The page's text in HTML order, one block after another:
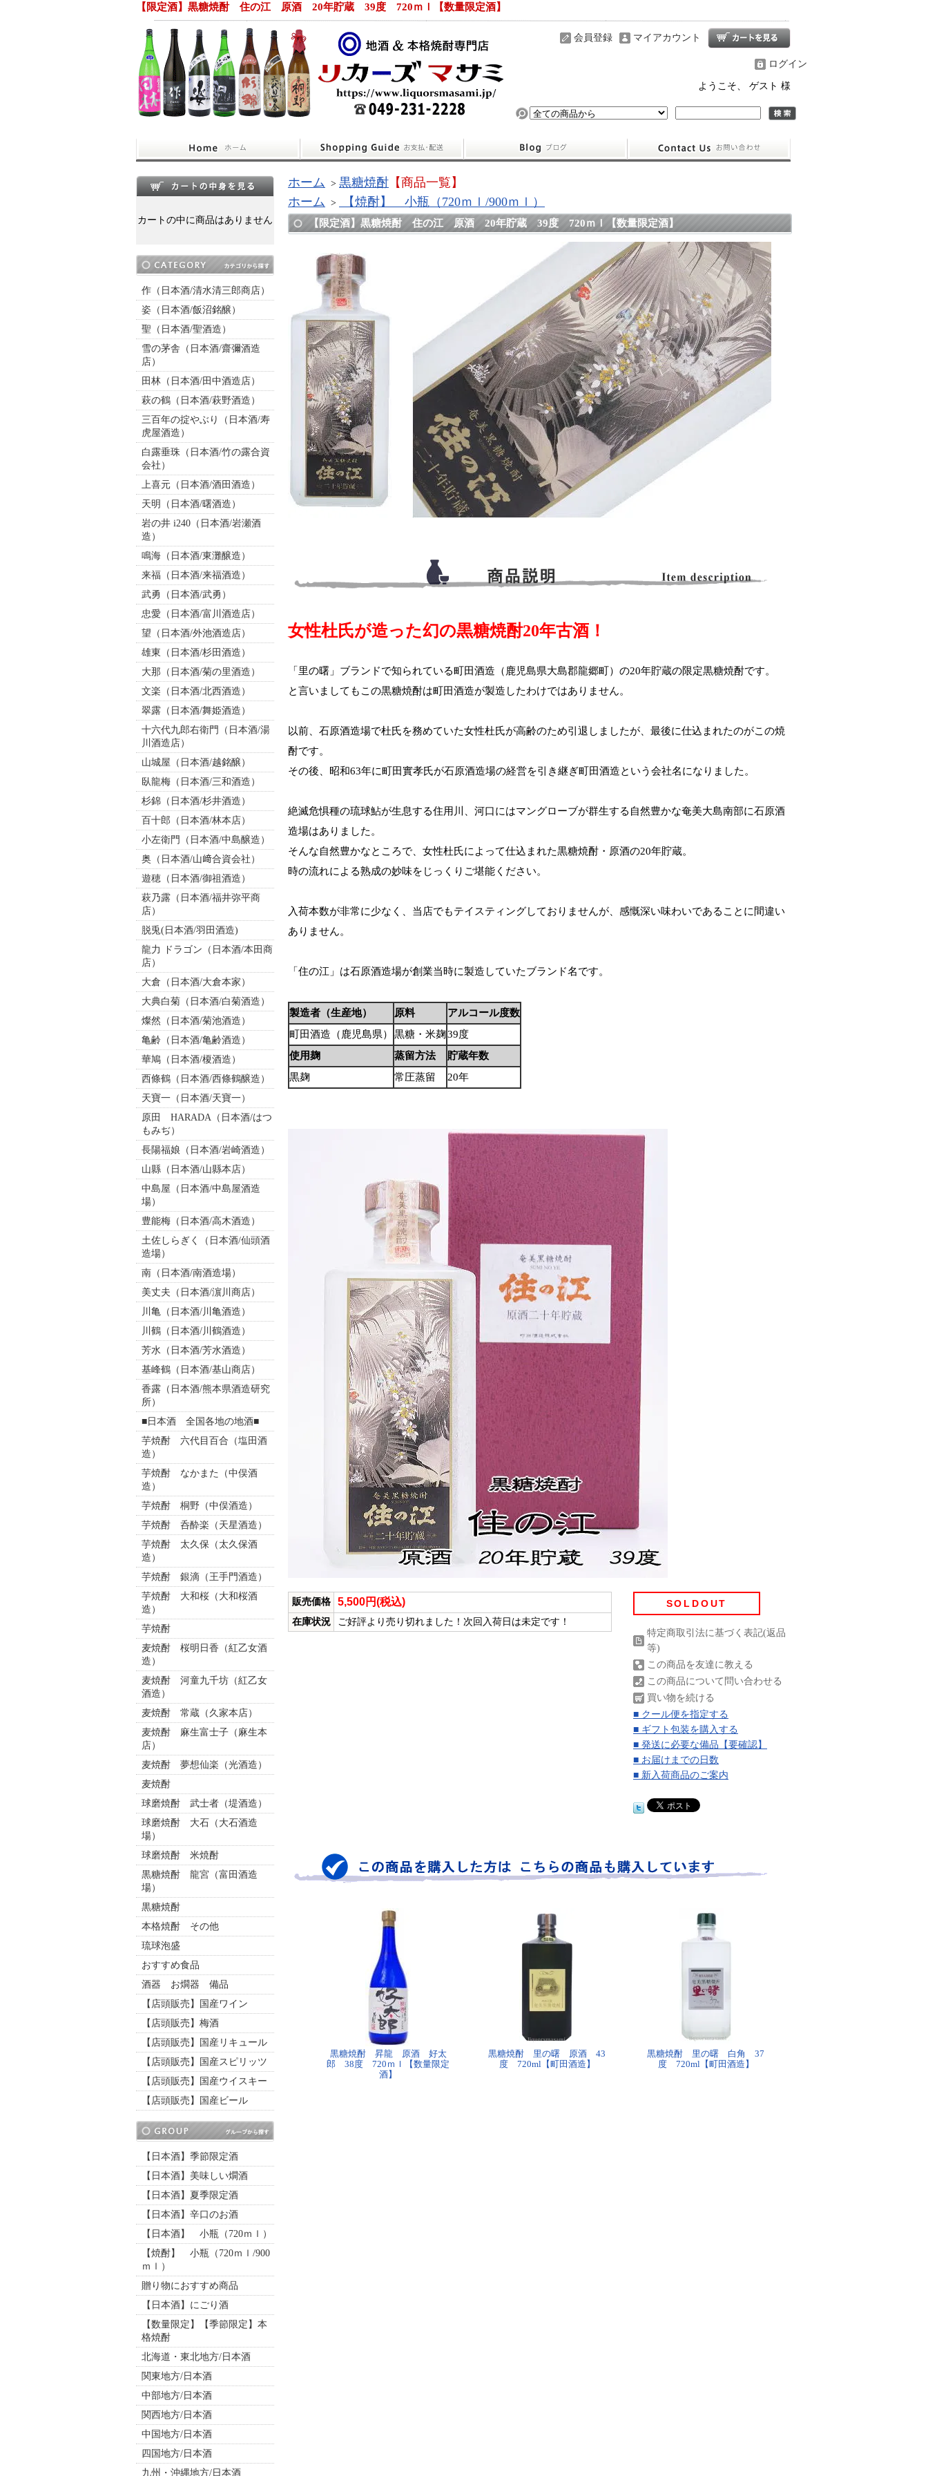
【限定酒】黒糖焼酎 住の江 原酒 20年貯蔵 39度 720ｍｌ【数量限定酒】
マイアカウント
会員登録
ログイン
ようこそ、 ゲスト 様
カートの中に商品はありません
作（日本酒/清水清三郎商店）
姿（日本酒/飯沼銘醸）
聖（日本酒/聖酒造）
雪の茅舎（日本酒/齋彌酒造
店）
田林（日本酒/田中酒造店）
萩の鶴（日本酒/萩野酒造）
三百年の掟やぶり（日本酒/寿
虎屋酒造）
白露垂珠（日本酒/竹の露合資
会社）
上喜元（日本酒/酒田酒造）
天明（日本酒/曙酒造）
岩の井 i240（日本酒/岩瀬酒
造）
鳴海（日本酒/東灘醸造）
来福（日本酒/来福酒造）
武勇（日本酒/武勇）
忠愛（日本酒/富川酒造店）
望（日本酒/外池酒造店）
雄東（日本酒/杉田酒造）
大那（日本酒/菊の里酒造）
文楽（日本酒/北西酒造）
翠露（日本酒/舞姫酒造）
十六代九郎右衛門（日本酒/湯
川酒造店）
山城屋（日本酒/越銘醸）
臥龍梅（日本酒/三和酒造）
杉錦（日本酒/杉井酒造）
百十郎（日本酒/林本店）
小左衛門（日本酒/中島醸造）
奥（日本酒/山﨑合資会社）
遊穂（日本酒/御祖酒造）
萩乃露（日本酒/福井弥平商
店）
脱兎(日本酒/羽田酒造)
龍力 ドラゴン（日本酒/本田商
店）
大倉（日本酒/大倉本家）
大典白菊（日本酒/白菊酒造）
燦然（日本酒/菊池酒造）
亀齢（日本酒/亀齢酒造）
華鳩（日本酒/榎酒造）
西條鶴（日本酒/西條鶴醸造）
天寶一（日本酒/天寶一）
原田 HARADA（日本酒/はつ
もみぢ）
長陽福娘（日本酒/岩崎酒造）
山縣（日本酒/山縣本店）
中島屋（日本酒/中島屋酒造
場）
豊能梅（日本酒/高木酒造）
土佐しらぎく（日本酒/仙頭酒
造場）
南（日本酒/南酒造場）
美丈夫（日本酒/濵川商店）
川亀（日本酒/川亀酒造）
川鶴（日本酒/川鶴酒造）
芳水（日本酒/芳水酒造）
基峰鶴（日本酒/基山商店）
香露（日本酒/熊本県酒造研究
所）
■日本酒 全国各地の地酒■
芋焼酎 六代目百合（塩田酒
造）
芋焼酎 なかまた（中俣酒
造）
芋焼酎 桐野（中俣酒造）
芋焼酎 呑酔楽（天星酒造）
芋焼酎 太久保（太久保酒
造）
芋焼酎 銀滴（王手門酒造）
芋焼酎 大和桜（大和桜酒
造）
芋焼酎
麦焼酎 桜明日香（紅乙女酒
造）
麦焼酎 河童九千坊（紅乙女
酒造）
麦焼酎 常蔵（久家本店）
麦焼酎 麻生富士子（麻生本
店）
麦焼酎 夢想仙楽（光酒造）
麦焼酎
球磨焼酎 武士者（堤酒造）
球磨焼酎 大石（大石酒造
場）
球磨焼酎 米焼酎
黒糖焼酎 龍宮（富田酒造
場）
黒糖焼酎
本格焼酎 その他
琉球泡盛
おすすめ食品
酒器 お燗器 備品
【店頭販売】国産ワイン
【店頭販売】梅酒
【店頭販売】国産リキュール
【店頭販売】国産スピリッツ
【店頭販売】国産ウイスキー
【店頭販売】国産ビール
【日本酒】季節限定酒
【日本酒】美味しい燗酒
【日本酒】夏季限定酒
【日本酒】辛口のお酒
【日本酒】 小瓶（720ｍｌ）
【焼酎】 小瓶（720ｍｌ/900
ｍｌ）
贈り物におすすめ商品
【日本酒】にごり酒
【数量限定】【季節限定】本
格焼酎
北海道・東北地方/日本酒
関東地方/日本酒
中部地方/日本酒
関西地方/日本酒
中国地方/日本酒
四国地方/日本酒
九州・沖縄地方/日本酒
ホーム > 黒糖焼酎 【商品一覧】
ホーム > 【焼酎】 小瓶（720ｍｌ/900ｍｌ）
【限定酒】黒糖焼酎 住の江 原酒 20年貯蔵 39度 720ｍｌ【数量限定酒】
女性杜氏が造った幻の黒糖焼酎20年古酒！
「里の曙」ブランドで知られている町田酒造（鹿児島県大島郡龍郷町）の20年貯蔵の限定黒糖焼酎です。
と言いましてもこの黒糖焼酎は町田酒造が製造したわけではありません。
以前、石原酒造場で杜氏を務めていた女性杜氏が高齢のため引退しましたが、最後に仕込まれたのがこの焼
酎です。
その後、昭和63年に町田實孝氏が石原酒造場の経営を引き継ぎ町田酒造という会社名になりました。
絶滅危惧種の琉球鮎が生息する住用川、河口にはマングローブが群生する自然豊かな奄美大島南部に石原酒
造場はありました。
そんな自然豊かなところで、女性杜氏によって仕込まれた黒糖焼酎・原酒の20年貯蔵。
時の流れによる熟成の妙味をじっくりご堪能ください。
入荷本数が非常に少なく、当店でもテイスティングしておりませんが、感慨深い味わいであることに間違い
ありません。
「住の江」は石原酒造場が創業当時に製造していたブランド名です。
製造者（生産地） 原料
アルコール度数
町田酒造（鹿児島県）
黒糖・米麹39度
使用麹
蒸留方法
貯蔵年数
黒麹
常圧蒸留 20年
販売価格 5,500円(税込)
在庫状況 ご好評より売り切れました！次回入荷日は未定です！
SOLDOUT
特定商取引法に基づく表記(返品
等)
この商品を友達に教える
この商品について問い合わせる
買い物を続ける
■ クール便を指定する
■ ギフト包装を購入する
■ 発送に必要な備品【要確認】
■ お届けまでの日数
■ 新入荷商品のご案内
黒糖焼酎 昇龍 原酒 好太
郎 38度 720ｍｌ【数量限定
酒】
黒糖焼酎 里の曙 原酒 43
度 720ml【町田酒造】
黒糖焼酎 里の曙 白角 37
度 720ml【町田酒造】